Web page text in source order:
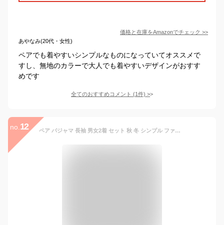
価格と在庫をAmazonでチェック >>
あやなみ(20代・女性)
ペアでも着やすいシンプルなものになっていてオススメで
すし、無地のカラーで大人でも着やすいデザインがおすす
めです
全てのおすすめコメント (1件) >
no. 12 ペア パジャマ 長袖 男女2着 セット 秋 冬 シンプル ファッション カジュアル カップル ペア ルームウェア 春秋 ペアパジャマ 冬 結婚祝い プレゼント お祝い カップル おもしろ ペア パジャマ 夫婦 ギフト 上下セット レディース 部屋着 カップル メンズ パジャマ 綿